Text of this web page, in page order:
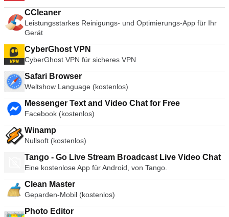
CCleaner
Leistungsstarkes Reinigungs- und Optimierungs-App für Ihr
Gerät
CyberGhost VPN
CyberGhost VPN für sicheres VPN
Safari Browser
Weltshow Language (kostenlos)
Messenger Text and Video Chat for Free
Facebook (kostenlos)
Winamp
Nullsoft (kostenlos)
Tango - Go Live Stream Broadcast Live Video Chat
Eine kostenlose App für Android, von Tango.
Clean Master
Geparden-Mobil (kostenlos)
Photo Editor